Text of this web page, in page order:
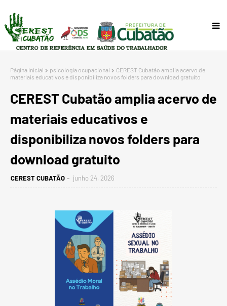
Página inicial psicologia ocupacional
CEREST Cubatão amplia acervo de
materiais educativos e disponibiliza novos folders para download gratuito
CEREST Cubatão amplia acervo de
materiais educativos e
disponibiliza novos folders para
download gratuito
CEREST CUBATÃO junho 24, 2026